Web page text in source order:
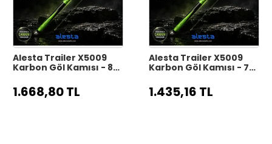
Alesta Trailer X5009
Karbon Göl Kamışı - 8
1.668,80 TL
Alesta Trailer X5009
Karbon Göl Kamışı - 7
1.435,16 TL